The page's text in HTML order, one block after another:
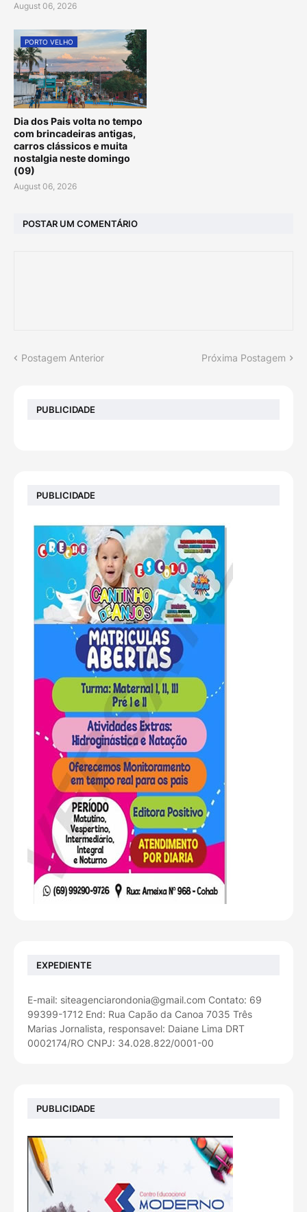
August 06, 2026
PORTO VELHO
Dia dos Pais volta no tempo
com brincadeiras antigas,
carros clássicos e muita
nostalgia neste domingo
(09)
August 06, 2026
POSTAR UM COMENTÁRIO
Postagem Anterior Próxima Postagem
PUBLICIDADE
PUBLICIDADE
EXPEDIENTE
E-mail: siteagenciarondonia@gmail.com Contato: 69
99399-1712 End: Rua Capão da Canoa 7035 Três
Marias Jornalista, responsavel: Daiane Lima DRT
0002174/RO CNPJ: 34.028.822/0001-00
PUBLICIDADE